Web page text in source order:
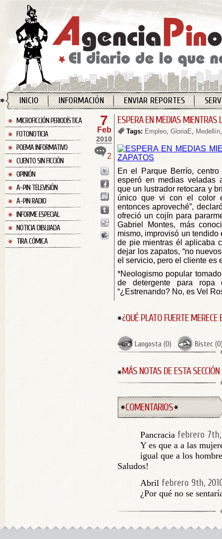
INICIO INFORMACIÓN ENVIAR REPORTES
MICROFICCIÓN PERIODÍSTICA
FOTONOTICIA
POEMA INFORMATIVO
CUENTO SIN FICCIÓN
OPINIÓN
A-PIN TELEVISIÓN
A-PIN RADIO
INFORME ESPECIAL
NOTICIA DIBUJADA
TIRA CÓMICA
7
Feb
2010
2
ESPERA EN MEDIAS MIENTRAS
Tags: Empleo, GloriaE, Medellín
En el Parque Berrío,
esperó en medias veladas
que un lustrador retocara y
único que vi con el color
entonces aproveché”,
ofreció un cojín para
Gabriel Montes, más
mismo, improvisó un
de pie mientras él aplicaba
dejar los zapatos, “no
el servicio, pero el cliente es
*Neologismo popular
de detergente para ropa
“¿Estrenando? No, es Vel
¿QUÉ PLATO FUERTE MERECE
Langosta (0) Bistec (0
MÁS NOTAS DE ESTA SECCIÓN
COMENTARIOS
Pancracia febrero 7th,
Y es que a a las
igual que a los
Saludos!
Abril febrero 9th,
¿Por qué no se